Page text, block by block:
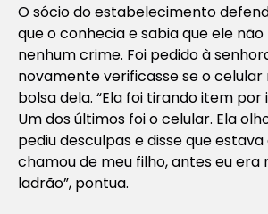
O sócio do estabelecimento
que o conhecia e sabia que ele
nenhum crime. Foi pedido à
novamente verificasse se o celular
bolsa dela. “Ela foi tirando item por
Um dos últimos foi o celular. Ela
pediu desculpas e disse que
chamou de meu filho, antes eu era
ladrão”, pontua.